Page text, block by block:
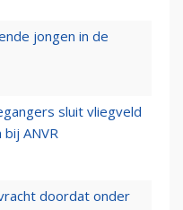
jongen in de
sluit vliegveld
ANVR
doordat onder